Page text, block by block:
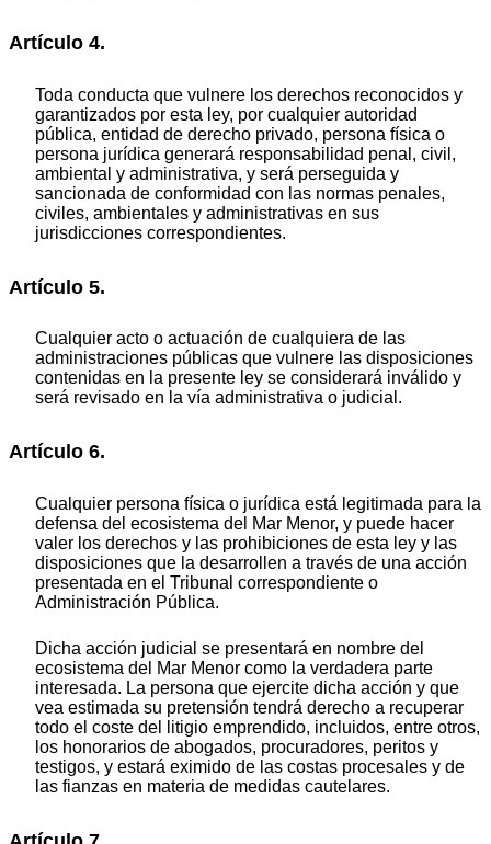
Artículo 4.
Toda conducta que vulnere los derechos reconocidos y
garantizados por esta ley, por cualquier autoridad
pública, entidad de derecho privado, persona física o
persona jurídica generará responsabilidad penal, civil,
ambiental y administrativa, y será perseguida y
sancionada de conformidad con las normas penales,
civiles, ambientales y administrativas en sus
jurisdicciones correspondientes.
Artículo 5.
Cualquier acto o actuación de cualquiera de las
administraciones públicas que vulnere las disposiciones
contenidas en la presente ley se considerará inválido y
será revisado en la vía administrativa o judicial.
Artículo 6.
Cualquier persona física o jurídica está legitimada para la
defensa del ecosistema del Mar Menor, y puede hacer
valer los derechos y las prohibiciones de esta ley y las
disposiciones que la desarrollen a través de una acción
presentada en el Tribunal correspondiente o
Administración Pública.
Dicha acción judicial se presentará en nombre del
ecosistema del Mar Menor como la verdadera parte
interesada. La persona que ejercite dicha acción y que
vea estimada su pretensión tendrá derecho a recuperar
todo el coste del litigio emprendido, incluidos, entre otros,
los honorarios de abogados, procuradores, peritos y
testigos, y estará eximido de las costas procesales y de
las fianzas en materia de medidas cautelares.